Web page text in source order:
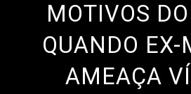
MOTIVOS
QUANDO EX-
AMEAÇA